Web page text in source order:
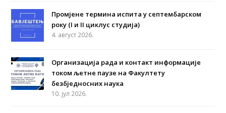
Промјене термина испита у септембарском
року (I и II циклус студија)
4. август 2026.
Организација рада и контакт информације
током љетне паузе на Факултету
безбједносних наука
10. јул 2026.